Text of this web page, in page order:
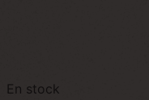
En stock